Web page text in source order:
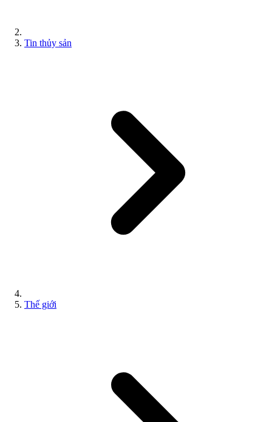
Tin thủy sản
Thế giới